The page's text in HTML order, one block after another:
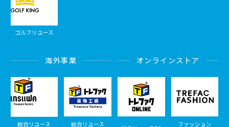
ゴルフリユース
海外事業
総合リユース
総合リユース
オンラインストア
ファッション